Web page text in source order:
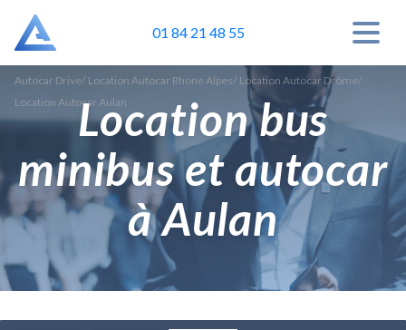
01 84 21 48 55
Autocar Drive/ Location Autocar Rhone Alpes/ Location Autocar Drôme/
Location Autocar AulanLocation bus
minibus et autocar
à Aulan